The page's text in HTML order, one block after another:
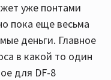
уже понтами
пока еще весьма
деньги. Главное
в какой то один
для DF-8